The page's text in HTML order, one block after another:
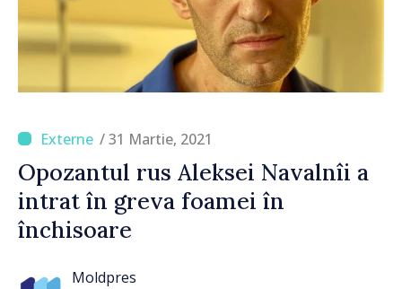
/ 31 Martie, 2021
Opozantul rus Aleksei Navalnîi a
intrat în greva foamei în
închisoare
Moldpres